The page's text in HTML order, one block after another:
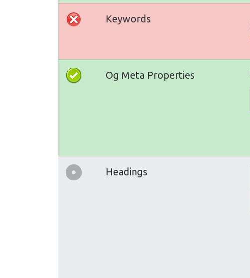
Keywords
Og Meta Properties
Headings